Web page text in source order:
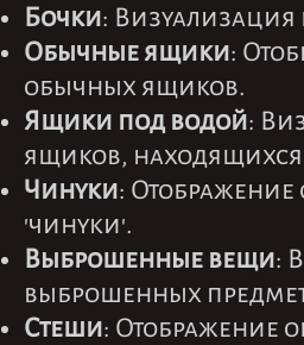
Бочки: Визуализация
Обычные ящики:
обычных ящиков.
Ящики под водой:
ящиков,
Чинуки: Отображение
'чинуки'.
Выброшенные вещи:
выброшенных
Стеши: Отображение